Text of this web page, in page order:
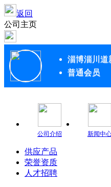
返回
公司主页
淄博淄川道
普通会员
公司介绍 新闻中
供应产品
荣誉资质
人才招聘